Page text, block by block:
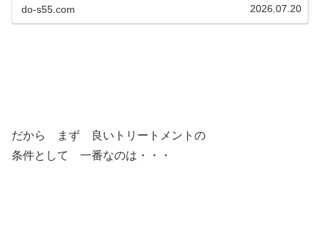
do-s55.com 2026.07.20
だから まず 良いトリートメントの
条件として 一番なのは・・・